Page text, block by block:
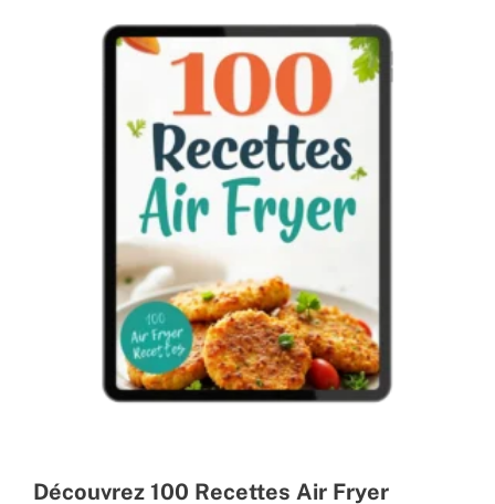
Découvrez 100 Recettes Air Fryer